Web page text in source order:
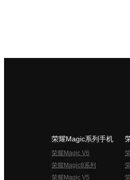
荣耀Magic系列手机
荣耀Magic V6
荣耀Magic8系列
荣耀Magic V5